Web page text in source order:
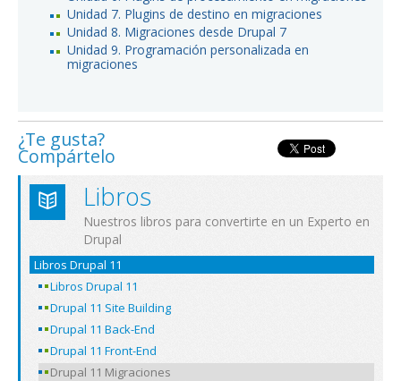
Unidad 7. Plugins de destino en migraciones
Unidad 8. Migraciones desde Drupal 7
Unidad 9. Programación personalizada en
migraciones
¿Te gusta?
Compártelo
Libros
Nuestros libros para convertirte en un Experto en
Drupal
Libros Drupal 11
Libros Drupal 11
Drupal 11 Site Building
Drupal 11 Back-End
Drupal 11 Front-End
Drupal 11 Migraciones